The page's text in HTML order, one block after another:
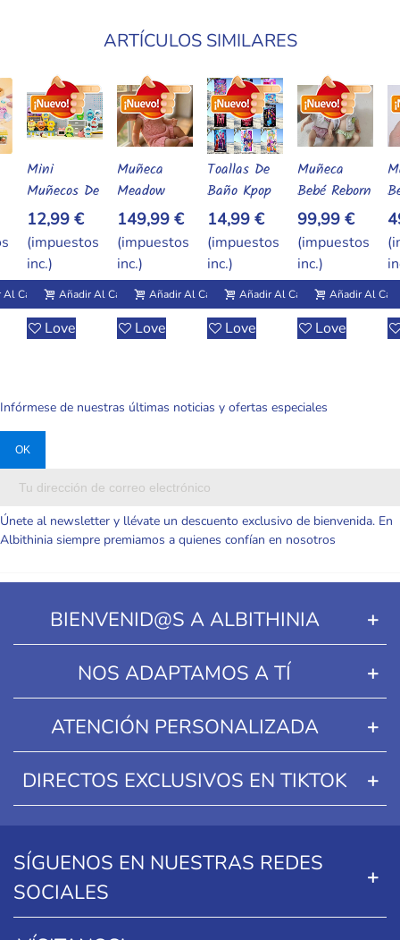
ARTÍCULOS SIMILARES
Carrito
Al Carrito
Añadir Al Carrito
Muñeca
Meadow
Reborn De
30 Cm Q-
Elastic Con
Suéter Rosa
Realista
149,99 €
(impuestos
inc.)
Añadir Al Carrito
Love
Añadir Al Carrito
Toallas De
Baño Kpop
Demon
Hunters De
Secado
Rápido Con
Diseños
Variados
14,99 €
(impuestos
inc.)
Añadir Al Carrito
Love
Añadir Al Carrito
Muñeca
Bebé Reborn
De Silicona
Suave Y
Elástica –
Mini
Realista
Económica
99,99 €
(impuestos
inc.)
Añadir Al Carrito
Love
Añadir Al Carrito
Muñeca
Bebé Reborn
Realista De
Silicona
Sólida 6
Pulgadas –
Lavable Y
Con Cambio
De Ropa
49,99 €
(impuestos
inc.)
Añadir Al
Love
Infórmese de nuestras últimas noticias y ofertas especiales
Únete al newsletter y llévate un descuento exclusivo de bienvenida. En
Albithinia siempre premiamos a quienes confían en nosotros
BIENVENID@S A ALBITHINIA
NOS ADAPTAMOS A TÍ
ATENCIÓN PERSONALIZADA
DIRECTOS EXCLUSIVOS EN TIKTOK
SÍGUENOS EN NUESTRAS REDES
SOCIALES